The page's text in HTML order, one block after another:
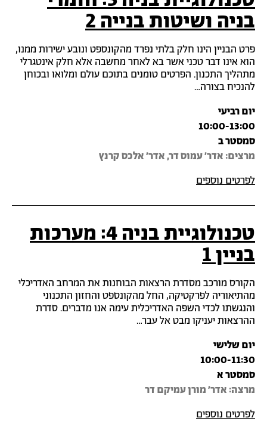
בניה ושיטות בנייה 2
פרט הבניין הינו חלק בלתי נפרד מהקונספט ונובע ישירות ממנו,
הוא אינו דבר טכני אשר בא לאחר מחשבה אלא חלק אינטגרלי
מתהליך התכנון. הפרטים טומנים בתוכם עולם ומלואו ובכוחן
להנכיח בצורה…
יום רביעי
10:00-13:00
מרצים: אדר' עמוס דר, אדר' אלכס קרנץ
סמסטר ב
לפרטים נוספים
טכנולוגיית בניה 4: מערכות
בניין 1
הקורס מורכב מסדרת הרצאות הבוחנות את המרחב האדריכלי
מהתיאוריה לפרקטיקה, החל מהקונספט והחזון התכנוני
והנגשתו לכדי השפה האדריכלית עימה אנו מדברים. סדרת
ההרצאות יעניקו מבט אל עבר…
יום שלישי
10:00-11:30
מרצה‎: אדר' מורן עמיקם דר
סמסטר א
לפרטים נוספים